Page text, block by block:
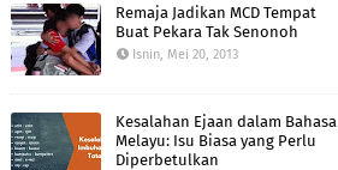
Remaja Jadikan MCD Tempat
Buat Pekara Tak Senonoh
Isnin, Mei 20, 2013
Kesalahan Ejaan dalam Bahasa
Melayu: Isu Biasa yang Perlu
Diperbetulkan